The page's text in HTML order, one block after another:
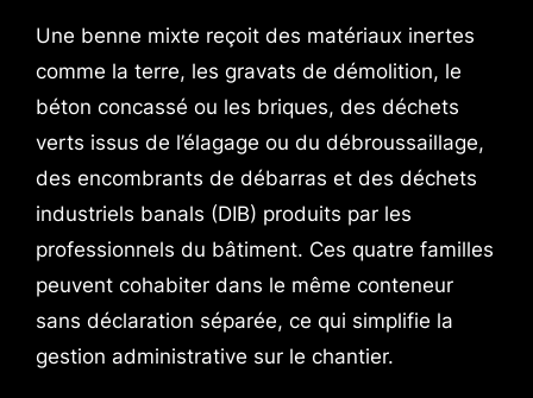
Une benne mixte reçoit des matériaux inertes
comme la terre, les gravats de démolition, le
béton concassé ou les briques, des déchets
verts issus de l’élagage ou du débroussaillage,
des encombrants de débarras et des déchets
industriels banals (DIB) produits par les
professionnels du bâtiment. Ces quatre familles
peuvent cohabiter dans le même conteneur
sans déclaration séparée, ce qui simplifie la
gestion administrative sur le chantier.